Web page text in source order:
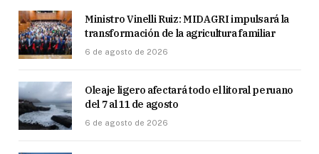
Ministro Vinelli Ruiz: MIDAGRI impulsará la
transformación de la agricultura familiar
6 de agosto de 2026
Oleaje ligero afectará todo el litoral peruano
del 7 al 11 de agosto
6 de agosto de 2026